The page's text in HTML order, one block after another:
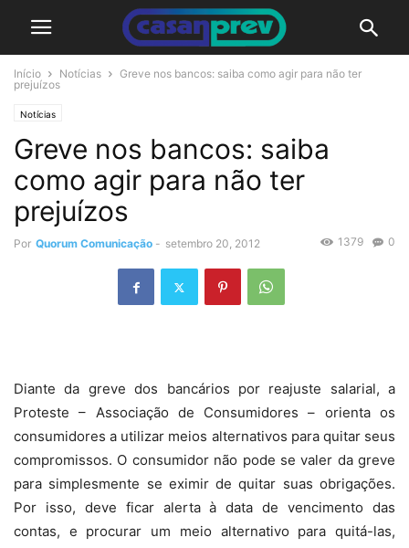
Início Notícias
Greve nos bancos: saiba como agir para não ter
prejuízos
Notícias
Greve nos bancos: saiba
como agir para não ter
prejuízos
Por Quorum Comunicação - setembro 20, 2012 0
1379
Diante da greve dos bancários por reajuste salarial, a
Proteste – Associação de Consumidores – orienta os
consumidores a utilizar meios alternativos para quitar seus
compromissos. O consumidor não pode se valer da greve
para simplesmente se eximir de quitar suas obrigações.
Por isso, deve ficar alerta à data de vencimento das
contas, e procurar um meio alternativo para quitá-las,